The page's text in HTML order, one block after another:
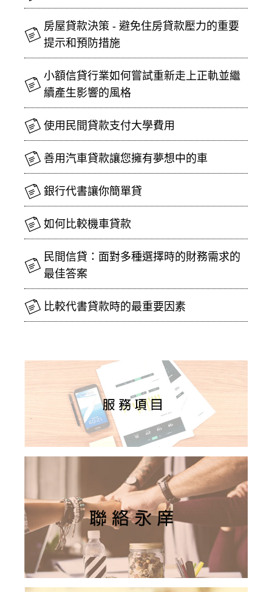
房屋貸款決策 - 避免住房貸款壓力的重要
提示和預防措施
小額信貸行業如何嘗試重新走上正軌並繼
續產生影響的風格
使用民間貸款支付大學費用
善用汽車貸款讓您擁有夢想中的車
銀行代書讓你簡單貸
如何比較機車貸款
民間信貸：面對多種選擇時的財務需求的
最佳答案
比較代書貸款時的最重要因素